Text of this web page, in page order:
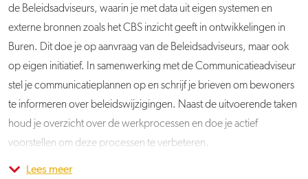
de Beleidsadviseurs, waarin je met data uit eigen systemen en
externe bronnen zoals het CBS inzicht geeft in ontwikkelingen in
Buren. Dit doe je op aanvraag van de Beleidsadviseurs, maar ook
op eigen initiatief. In samenwerking met de Communicatieadviseur
stel je communicatieplannen op en schrijf je brieven om bewoners
te informeren over beleidswijzigingen. Naast de uitvoerende taken
houd je overzicht over de werkprocessen en doe je actief
voorstellen om deze processen te verbeteren.
Je komt te werken in het team Beleid & Ondersteuning, samen met
Deze vacature heeft geen einddatum. We zetten deze uit tot we de
Lees meer